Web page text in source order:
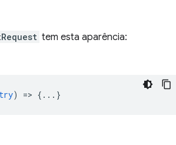
tem esta aparência:
) => {...}